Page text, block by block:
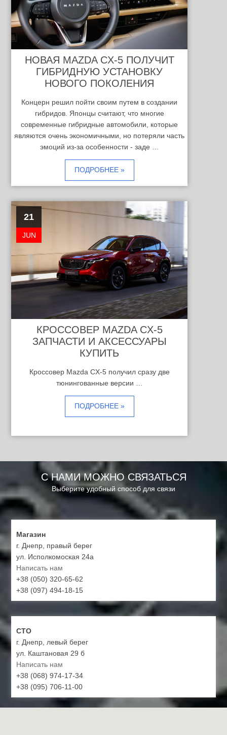
НОВАЯ MAZDA CX-5 ПОЛУЧИТ
ГИБРИДНУЮ УСТАНОВКУ
НОВОГО ПОКОЛЕНИЯ
Концерн решил пойти своим путем в создании
гибридов. Японцы считают, что многие
современные гибридные автомобили, которые
являются очень экономичными, но потеряли часть
эмоций из-за особенности - заде …
ПОДРОБНЕЕ »
21
JUN
КРОССОВЕР MAZDA CX-5
ЗАПЧАСТИ И АКСЕССУАРЫ
КУПИТЬ
Кроссовер Mazda CX-5 получил сразу две
тюнингованные версии …
ПОДРОБНЕЕ »
С НАМИ МОЖНО СВЯЗАТЬСЯ
Выберите удобный способ для связи
Магазин
г. Днепр, правый берег
ул. Исполкомоская 24а
Написать нам
+38 (050) 320-65-62
+38 (097) 494-18-15
СТО
г. Днепр, левый берег
ул. Каштановая 29 б
Написать нам
+38 (068) 974-17-34
+38 (095) 706-11-00